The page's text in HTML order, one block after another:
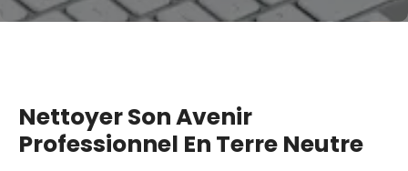
Nettoyer Son Avenir
Professionnel En Terre Neutre